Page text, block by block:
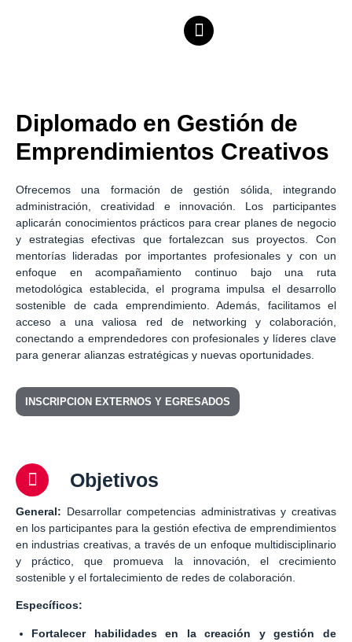
Diplomado en Gestión de
Emprendimientos Creativos
Ofrecemos una formación de gestión sólida, integrando
administración, creatividad e innovación. Los participantes
aplicarán conocimientos prácticos para crear planes de negocio
y estrategias efectivas que fortalezcan sus proyectos. Con
mentorías lideradas por importantes profesionales y con un
enfoque en acompañamiento continuo bajo una ruta
metodológica establecida, el programa impulsa el desarrollo
sostenible de cada emprendimiento. Además, facilitamos el
acceso a una valiosa red de networking y colaboración,
conectando a emprendedores con profesionales y líderes clave
para generar alianzas estratégicas y nuevas oportunidades.
INSCRIPCION EXTERNOS Y EGRESADOS
Objetivos
General: Desarrollar competencias administrativas y creativas
en los participantes para la gestión efectiva de emprendimientos
en industrias creativas, a través de un enfoque multidisciplinario
y práctico, que promueva la innovación, el crecimiento
sostenible y el fortalecimiento de redes de colaboración.
Específicos:
Fortalecer habilidades en la creación y gestión de